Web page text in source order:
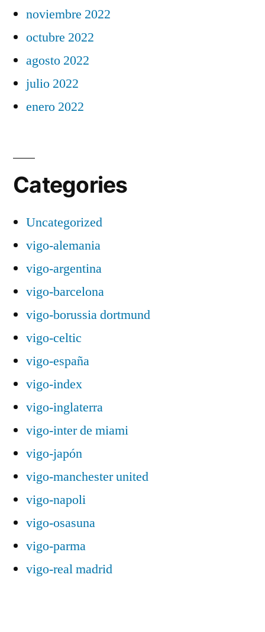
noviembre 2022
octubre 2022
agosto 2022
julio 2022
enero 2022
Categories
Uncategorized
vigo-alemania
vigo-argentina
vigo-barcelona
vigo-borussia dortmund
vigo-celtic
vigo-españa
vigo-index
vigo-inglaterra
vigo-inter de miami
vigo-japón
vigo-manchester united
vigo-napoli
vigo-osasuna
vigo-parma
vigo-real madrid